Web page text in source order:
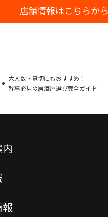
店舗情報はこちらから
大人数・貸切にもおすすめ！
幹事必見の居酒屋選び完全ガイド
報